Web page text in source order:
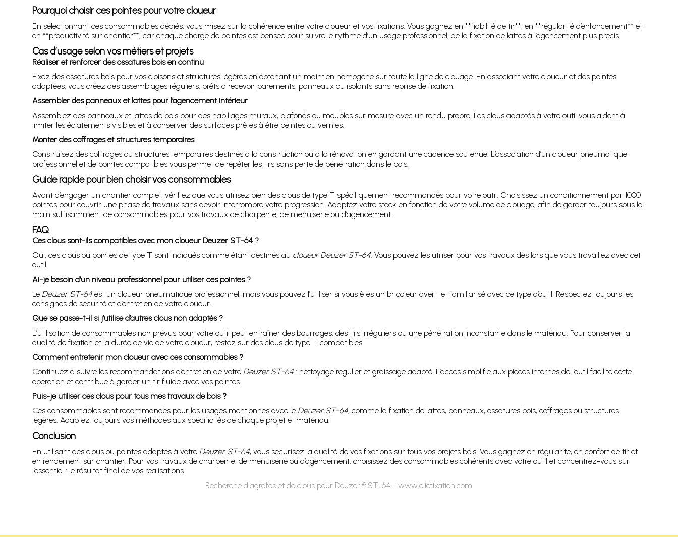
Pourquoi choisir ces pointes pour votre cloueur
En sélectionnant ces consommables dédiés, vous misez sur la cohérence entre votre cloueur et vos fixations. Vous gagnez en **fiabilité de tir**, en **régularité d’enfoncement** et
en **productivité sur chantier**, car chaque charge de pointes est pensée pour suivre le rythme d’un usage professionnel, de la fixation de lattes à l’agencement plus précis.
Cas d’usage selon vos métiers et projets
Réaliser et renforcer des ossatures bois en continu
Fixez des ossatures bois pour vos cloisons et structures légères en obtenant un maintien homogène sur toute la ligne de clouage. En associant votre cloueur et des pointes
adaptées, vous créez des assemblages réguliers, prêts à recevoir parements, panneaux ou isolants sans reprise de fixation.
Assembler des panneaux et lattes pour l’agencement intérieur
Assemblez des panneaux et lattes de bois pour des habillages muraux, plafonds ou meubles sur mesure avec un rendu propre. Les clous adaptés à votre outil vous aident à
limiter les éclatements visibles et à conserver des surfaces prêtes à être peintes ou vernies.
Monter des coffrages et structures temporaires
Construisez des coffrages ou structures temporaires destinés à la construction ou à la rénovation en gardant une cadence soutenue. L’association d’un cloueur pneumatique
professionnel et de pointes compatibles vous permet de répéter les tirs sans perte de pénétration dans le bois.
Guide rapide pour bien choisir vos consommables
Avant d’engager un chantier complet, vérifiez que vous utilisez bien des clous de type T spécifiquement recommandés pour votre outil. Choisissez un conditionnement par 1000
pointes pour couvrir une phase de travaux sans devoir interrompre votre progression. Adaptez votre stock en fonction de votre volume de clouage, afin de garder toujours sous la
main suffisamment de consommables pour vos travaux de charpente, de menuiserie ou d’agencement.
FAQ
Ces clous sont-ils compatibles avec mon cloueur Deuzer ST-64 ?
Oui, ces clous ou pointes de type T sont indiqués comme étant destinés au cloueur Deuzer ST-64. Vous pouvez les utiliser pour vos travaux dès lors que vous travaillez avec cet
outil.
Ai-je besoin d’un niveau professionnel pour utiliser ces pointes ?
Le Deuzer ST-64est un cloueur pneumatique professionnel, mais vous pouvez l’utiliser si vous êtes un bricoleur averti et familiarisé avec ce type d’outil. Respectez toujours les
consignes de sécurité et d’entretien de votre cloueur.
Que se passe-t-il si j’utilise d’autres clous non adaptés ?
L’utilisation de consommables non prévus pour votre outil peut entraîner des bourrages, des tirs irréguliers ou une pénétration inconstante dans le matériau. Pour conserver la
qualité de fixation et la durée de vie de votre cloueur, restez sur des clous de type T compatibles.
Comment entretenir mon cloueur avec ces consommables ?
Continuez à suivre les recommandations d’entretien de votre Deuzer ST-64: nettoyage régulier et graissage adapté. L’accès simplifié aux pièces internes de l’outil facilite cette
opération et contribue à garder un tir fluide avec vos pointes.
Puis-je utiliser ces clous pour tous mes travaux de bois ?
Ces consommables sont recommandés pour les usages mentionnés avec le Deuzer ST-64, comme la fixation de lattes, panneaux, ossatures bois, coffrages ou structures
légères. Adaptez toujours vos méthodes aux spécificités de chaque projet et matériau.
Conclusion
En utilisant des clous ou pointes adaptés à votre Deuzer ST-64, vous sécurisez la qualité de vos fixations sur tous vos projets bois. Vous gagnez en régularité, en confort de tir et
en rendement sur chantier. Pour vos travaux de charpente, de menuiserie ou d’agencement, choisissez des consommables cohérents avec votre outil et concentrez-vous sur
l’essentiel : le résultat final de vos réalisations.
Recherche d'agrafes et de clous pour Deuzer ® ST-64 - www.clicfixation.com